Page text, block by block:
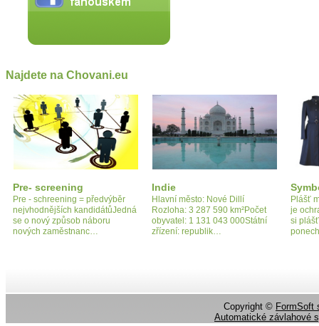
Najdete na Chovani.eu
Pre- screening
Pre - schreening = předvýběr
nejvhodnějších kandidátůJedná
se o nový způsob náboru
nových zaměstnanc…
Indie
Hlavní město: Nové Dillí
Rozloha: 3 287 590 km²Počet
obyvatel: 1 131 043 000Státní
zřízení: republik…
Plášť
je
si
Copyright © FormSoft
Automatické závlahové